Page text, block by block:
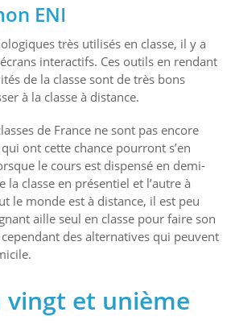
ENI
très utilisés en classe, il y a
interactifs. Ces outils en rendant
de la classe sont de très bons
à la classe à distance.
de France ne sont pas encore
ont cette chance pourront s’en
le cours est dispensé en demi-
la classe en présentiel et l’autre à
le monde est à distance, il est peu
aille seul en classe pour faire son
des alternatives qui peuvent
vingt et unième